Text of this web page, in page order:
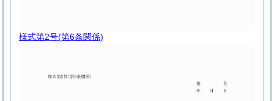
様式第2号(第6条関係)